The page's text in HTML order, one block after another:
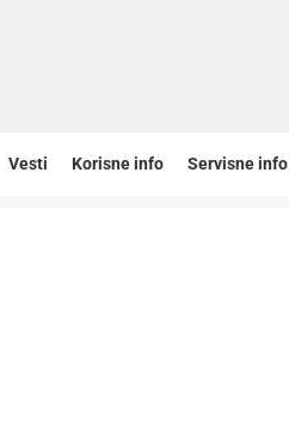
Vesti Korisne info Servisne info